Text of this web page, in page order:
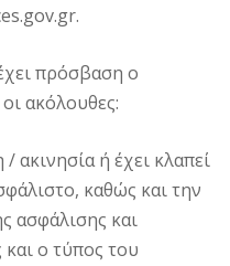
πρόσβαση ο
ακόλουθες:
ακινησία ή έχει κλαπεί
καθώς και την
ασφάλισης και
ο τύπος του